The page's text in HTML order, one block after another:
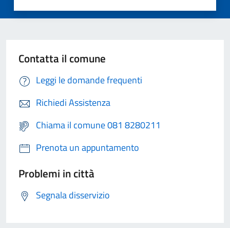
Contatta il comune
Leggi le domande frequenti
Richiedi Assistenza
Chiama il comune 081 8280211
Prenota un appuntamento
Problemi in città
Segnala disservizio